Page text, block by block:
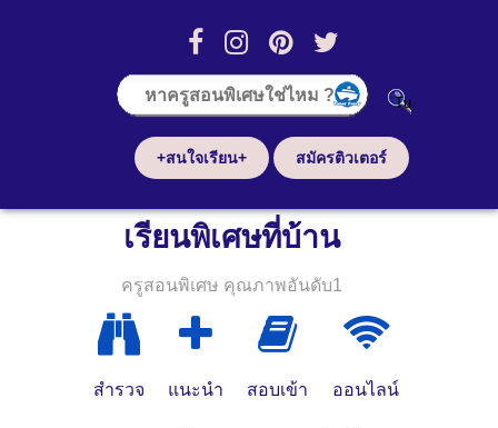
+สนใจเรียน+ สมัครติวเตอร์
เรียนพิเศษที่บ้าน
ครูสอนพิเศษ คุณภาพอันดับ1
สำรวจ แนะนำ สอบเข้า ออนไลน์